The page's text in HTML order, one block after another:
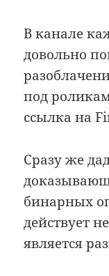
В канале
довольно
под
ссылка на
Сразу же
бинарных
действует
является